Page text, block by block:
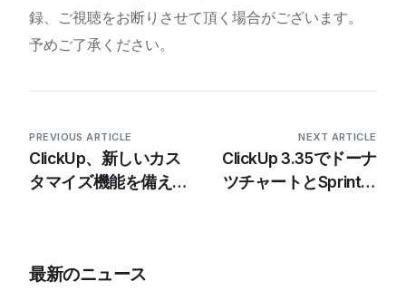
録、ご視聴をお断りさせて頂く場合がございます。
予めご了承ください。
PREVIOUS ARTICLE
ClickUp、新しいカス
タマイズ機能を備えた
NEXT ARTICLE
ClickUp 3.35でドーナ
ツチャートとSprintの
最新のニュース